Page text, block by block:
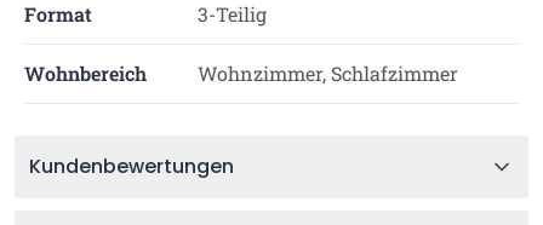
Format 3-Teilig
Wohnbereich Wohnzimmer, Schlafzimmer
Kundenbewertungen